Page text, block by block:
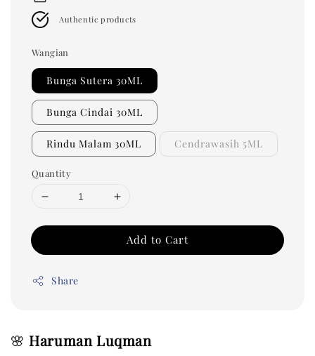
Authentic products
Wangian
Bunga Sutera 30ML
Bunga Cindai 30ML
Rindu Malam 30ML Cendrawasih 5ML
Quantity
Add to Cart
Share
🌸Haruman Luqman